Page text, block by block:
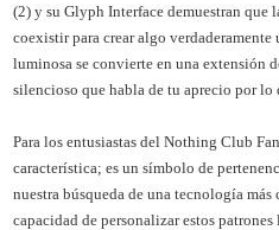
(2) y su Glyph Interface demuestran que
coexistir para crear algo
luminosa se convierte en una extensión
silencioso que habla de tu aprecio por lo
Para los entusiastas del Nothing Club
característica; es un símbolo de
nuestra búsqueda de una tecnología
capacidad de personalizar estos